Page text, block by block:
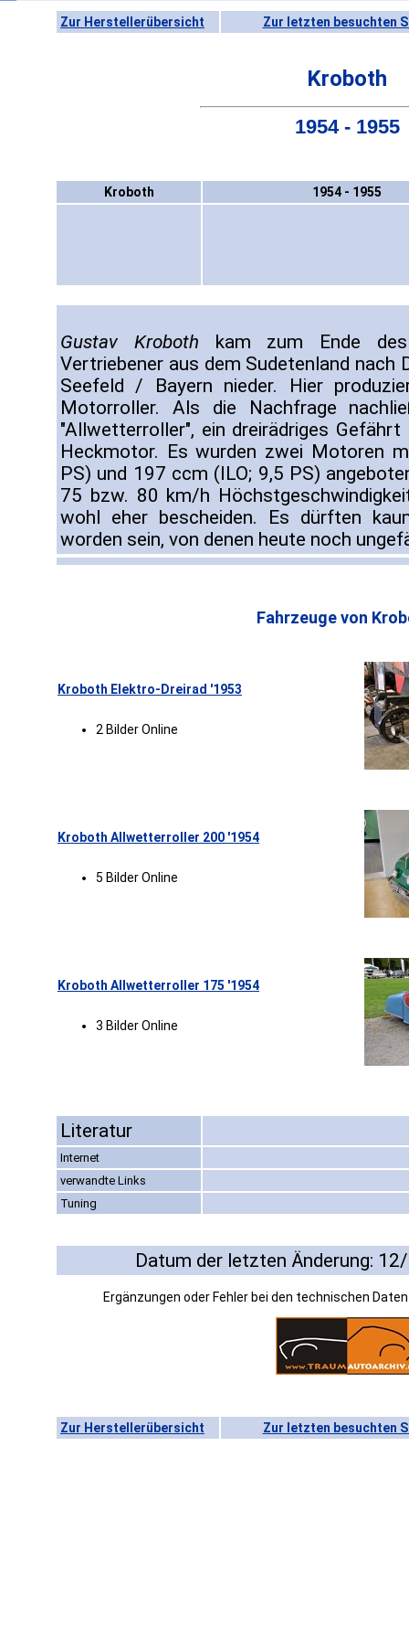
Zur Herstellerübersicht Zur letzten besuchten
Kroboth
1954 - 1955
Kroboth 1954 - 1955
Gustav Kroboth kam zum Ende
Vertriebener aus dem Sudetenland nach
Seefeld / Bayern nieder. Hier
Motorroller. Als die Nachfrage
"Allwetterroller", ein dreirädriges
Heckmotor. Es wurden zwei Motoren
PS) und 197 ccm (ILO; 9,5 PS)
75 bzw. 80 km/h
wohl eher bescheiden. Es dürften
worden sein, von denen heute noch
Fahrzeuge von
Kroboth Elektro-Dreirad '1953
2 Bilder Online
Kroboth Allwetterroller 200 '1954
5 Bilder Online
Kroboth Allwetterroller 175 '1954
3 Bilder Online
Literatur
Internet
verwandte Links
Tuning
Datum der letzten Änderung:
Ergänzungen oder Fehler bei den technischen
Zur Herstellerübersicht Zur letzten besuchten